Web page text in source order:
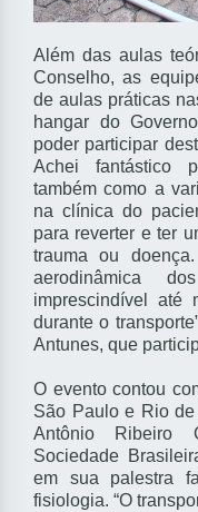
Além das aulas
Conselho, as
de aulas práticas
hangar do
poder participar
Achei fantástico
também como a
na clínica do
para reverter e ter
trauma ou
aerodinâmica
imprescindível até
durante o
Antunes, que
O evento contou
São Paulo e Rio
Antônio Ribeiro
Sociedade
em sua palestra
fisiologia. “O